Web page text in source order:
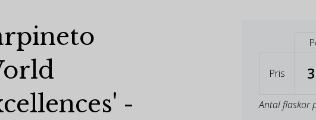
-
Pris
Antal flaskor